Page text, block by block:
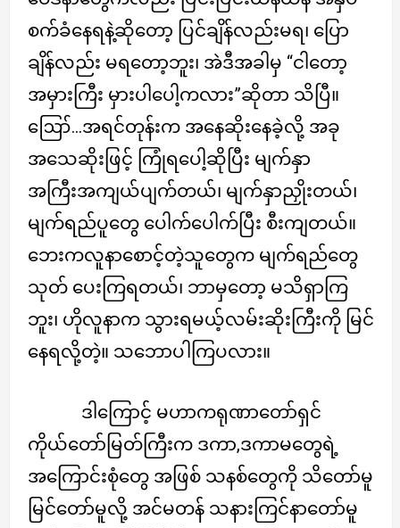
စက်ခံနေရနဲ့ဆိုတော့ ပြင်ချိန်လည်းမရ၊ ပြော
ချိန်လည်း မရတော့ဘူး၊ အဲဒီအခါမှ “ငါတော့
အမှားကြီး မှားပါပေါ့ကလား”ဆိုတာ သိပြီ။
ဪ…အရင်တုန်းက အနေဆိုးနေခဲ့လို့ အခု
အသေဆိုးဖြင့် ကြုံရပေါ့ဆိုပြီး မျက်နှာ
အကြီးအကျယ်ပျက်တယ်၊ မျက်နှာညှိုးတယ်၊
မျက်ရည်ပူတွေ ပေါက်ပေါက်ပြီး စီးကျတယ်။
ဘေးကလူနာစောင့်တဲ့သူတွေက မျက်ရည်တွေ
သုတ် ပေးကြရတယ်၊ ဘာမှတော့ မသိရှာကြ
ဘူး၊ ဟိုလူနာက သွားရမယ့်လမ်းဆိုးကြီးကို မြင်
နေရလို့တဲ့။ သဘောပါကြပလား။
ဒါကြောင့် မဟာကရုဏာတော်ရှင်
ကိုယ်တော်မြတ်ကြီးက ဒကာ,ဒကာမတွေရဲ့
အကြောင်းစုံတွေ အဖြစ် သနစ်တွေကို သိတော်မူ
မြင်တော်မူလို့ အင်မတန် သနားကြင်နာတော်မူ